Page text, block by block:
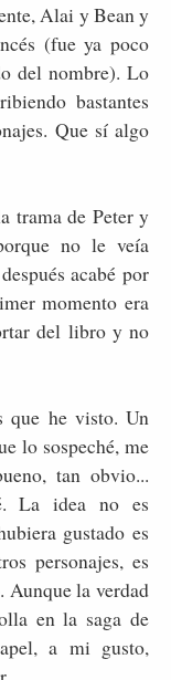
Alai y Bean y
(fue ya poco
del nombre). Lo
bastantes
Que sí algo
trama de Peter y
no le veía
acabé por
momento era
del libro y no
que he visto. Un
lo sospeché, me
tan obvio...
La idea no es
gustado es
personajes, es
Aunque la verdad
en la saga de
a mi gusto,